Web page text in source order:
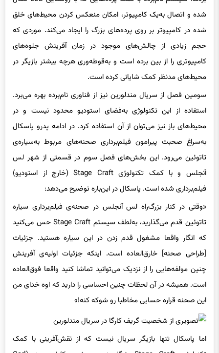
شده و اتصال به‌یک کامپیوتر، امکان منعکس کردن محیط‌های خلق
شده در کامپیوتر بر روی پرده‌های بزرگ را ایجاد می‌کند. موردی که
حجم زیادی از چالش‌های موجود در زمان آفرینش جلوه‌های
کامپیوتری را از بین برده است و به‌قوطه‌وری هرچه بیشتر بازیگر در
محیط‌های مدنظر کمک شایانی کرده است.
سومین فصل از سریال مندلورین نیز از فناوری نام‌برده بهره می‌برد.
استفاده از این تکنولوژی به‌فضای استودیو محدود نیست و در
محیط‌های باز نیز می‌توان از آن استفاده کرد. در ادامه پدرو پاسکال
به‌سراغ صحبت پیرامون فیلم‌برداری صحنه‌های مربوط به‌سیاره‌ی
تاتوئین می‌رود. این بخش‌های فصل سوم در قسمتی از شهر لس
آنجلس و با کمک تکنولوژی Stage Craft (خارج از استودیو)
فیلم‌برداری شده است. پاسکال در این‌باره توضیح می‌دهد:
«وقتی در کنار بزرگ‌راه لس آنجلس در صحنه‌ی فیلم‌برداری سیاره
تاتوئین قدم می‌گذارید، به‌لطف سیستم Stage Craft حس می‌کنید
که انگار واقعا مشغول قدم زدن در این سیاره هستید. جزئیات
[طراحی صحنه] خارق‌العاده است. اینکه جزئیات اولیه‌ی آفرینش
چنین مولفه‌هایی را از نزدیک می‌توانید تماشا کنید واقعا فوق‌العاده
است. همیشه در آن لحظات چنین احساسی را دارید که اوه خدای من
این صحنه قراره حسابی مخاطبا رو شوکه کنه!»
اما پاسکال تنها بازیگر سریال نیست که از نقش‌آفرینی با کمک